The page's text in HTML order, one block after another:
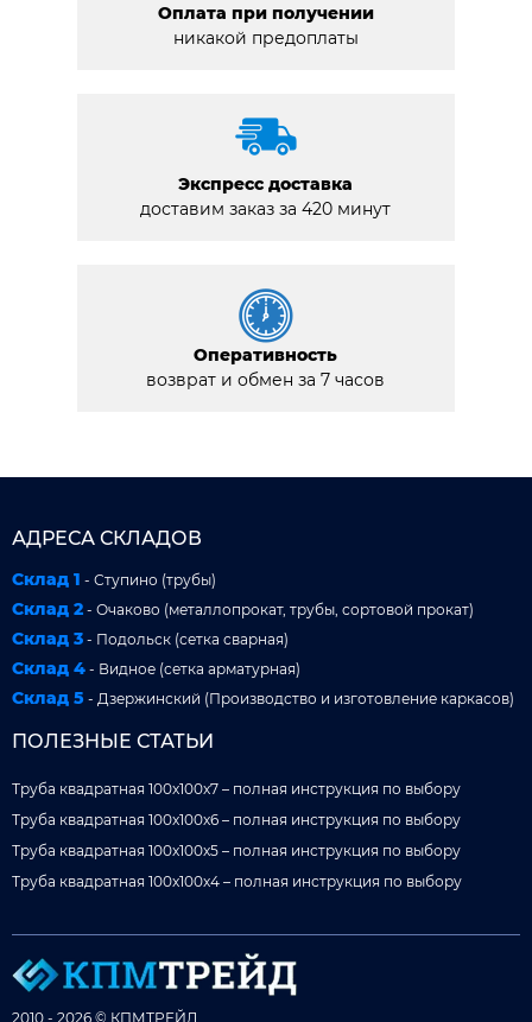
Оплата при получении
никакой предоплаты
Экспресс доставка
доставим заказ за 420 минут
Оперативность
возврат и обмен за 7 часов
АДРЕСА СКЛАДОВ
Склад 1 - Ступино (трубы)
Склад 2 - Очаково (металлопрокат, трубы, сортовой прокат)
Склад 3 - Подольск (сетка сварная)
Склад 4 - Видное (сетка арматурная)
Склад 5 - Дзержинский (Производство и изготовление каркасов)
ПОЛЕЗНЫЕ СТАТЬИ
Труба квадратная 100x100x7 – полная инструкция по выбору
Труба квадратная 100x100x6 – полная инструкция по выбору
Труба квадратная 100x100x5 – полная инструкция по выбору
Труба квадратная 100x100x4 – полная инструкция по выбору
2010 - 2026 © КПМТРЕЙД